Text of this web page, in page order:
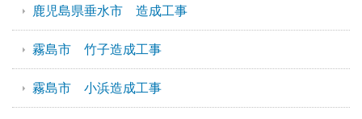
鹿児島県垂水市 造成工事
霧島市 竹子造成工事
霧島市 小浜造成工事